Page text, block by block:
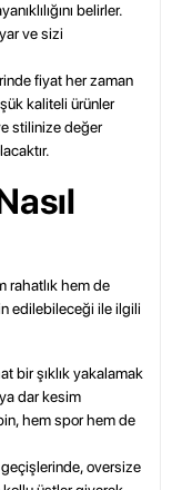
belirler.
ve sizi
fiyat her zaman
kaliteli ürünler
stilinize değer
rahatlık hem de
edilebileceği ile ilgili
bir şıklık yakalamak
dar kesim
hem spor hem de
oversize